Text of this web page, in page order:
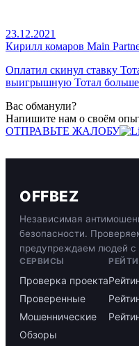
23.12.2021
Кирилл комаров Main
Оплатил скинул ставку
выигрышную Тотал
Вас обманули?
Напишите нам о своём
ОТПРАВЬТЕ ЖАЛОБУ
OFFBEZ
Независимая
безопасности.
предупреждаем людей с
СЕРВИСЫ
Проверка проекта
Проверенные
Мошеннические
Обзоры